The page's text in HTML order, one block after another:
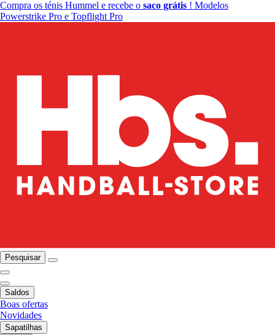
Compra os ténis Hummel e recebe o saco grátis ! Modelos
Powerstrike Pro e Topflight Pro
Pesquisar
Saldos
Boas ofertas
Novidades
Sapatilhas